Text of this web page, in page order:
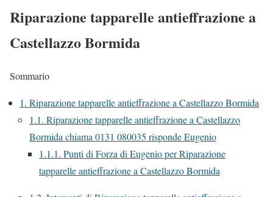
Riparazione tapparelle antieffrazione a
Castellazzo Bormida
Sommario
1. Riparazione tapparelle antieffrazione a Castellazzo Bormida
1.1. Riparazione tapparelle antieffrazione a Castellazzo
Bormida chiama 0131 080035 risponde Eugenio
1.1.1. Punti di Forza di Eugenio per Riparazione
tapparelle antieffrazione a Castellazzo Bormida